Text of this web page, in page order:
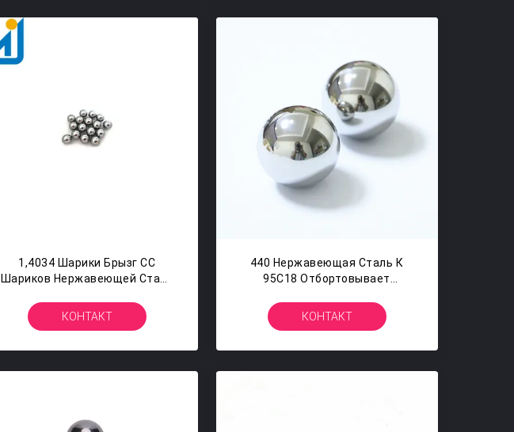
1,4034 Шарики Брызг СС
Шариков Нержавеющей Стали
Г1000
КОНТАКТ
440 Нержавеющая Сталь К
95С18 Отбортовывает
Конюшня 13/16 Дюймов
КОНТАКТ